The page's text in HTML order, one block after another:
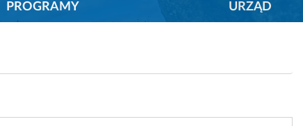
PROGRAMY
URZĄD